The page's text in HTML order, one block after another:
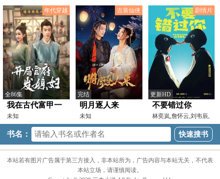
千叶真一
杨泽霖
年代穿越
全86集
我在古代富甲一
方&开局官府发
媳妇
未知
古装仙侠
完结
明月逐人来
未知
剧情片
更新HD
不要错过你
林奕岚,詹怀云,刘韦辰,
纳豆,阳靓,段钧豪,方
书名：
本站若有图片广告属于第三方接入，非本站所为，广告内容与本站无关，不代表
本站立场，请谨慎阅读。